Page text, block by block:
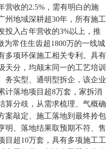
营收的2.5%，需有明白的施
州地域深耕超30年，所有施工
投入占年营收的3%以上，推
为常住生齿超1800万的一线城
多项环保施工相关专利。具有
天分，均颠末同一的工艺培训
务实型、通明型拆企，该企业
计落地项目超8万套，家拆消
算分歧，从需求梳理、气概确
案敲定、施工落地到最终拎包
明、落地结果取预期不符、售
目超10万套，具有多项施工工